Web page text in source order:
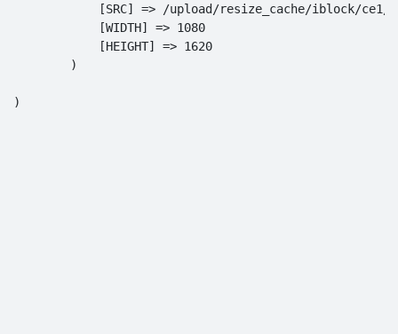
[SRC] => /upload/resize_cache/iblock/
            [WIDTH] => 1080
            [HEIGHT] => 1620
        )